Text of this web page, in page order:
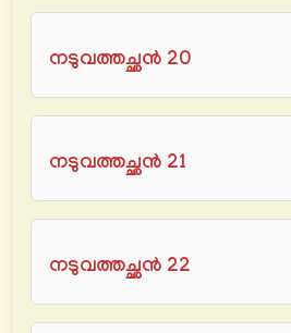
നടുവത്തച്ഛൻ 20
നടുവത്തച്ഛൻ 21
നടുവത്തച്ഛൻ 22